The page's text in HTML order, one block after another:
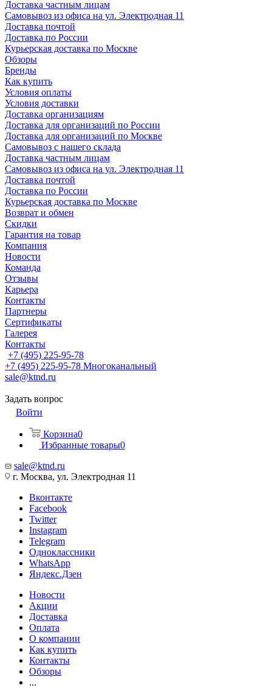
Доставка частным лицам
Самовывоз из офиса на ул. Электродная 11
Доставка почтой
Доставка по России
Курьерская доставка по Москве
Обзоры
Бренды
Как купить
Условия оплаты
Условия доставки
Доставка организациям
Доставка для организаций по России
Доставка для организаций по Москве
Самовывоз с нашего склада
Доставка частным лицам
Самовывоз из офиса на ул. Электродная 11
Доставка почтой
Доставка по России
Курьерская доставка по Москве
Возврат и обмен
Скидки
Гарантия на товар
Компания
Новости
Команда
Отзывы
Карьера
Контакты
Партнеры
Сертификаты
Галерея
Контакты
+7 (495) 225-95-78
+7 (495) 225-95-78 Многоканальный
sale@ktnd.ru
Задать вопрос
Войти
Корзина0
Избранные товары0
sale@ktnd.ru
г. Москва, ул. Электродная 11
Вконтакте
Facebook
Twitter
Instagram
Telegram
Одноклассники
WhatsApp
Яндекс.Дзен
Новости
Акции
Доставка
Оплата
О компании
Как купить
Контакты
Обзоры
...